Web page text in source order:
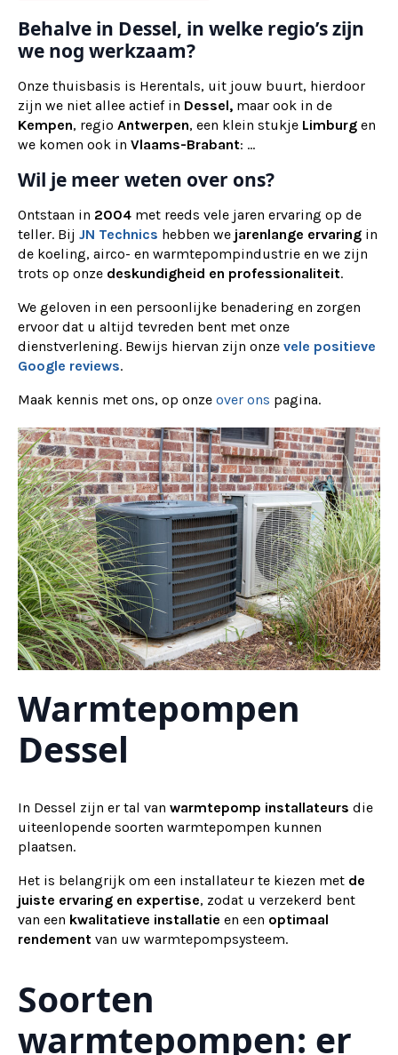
Behalve in Dessel, in welke regio’s zijn
we nog werkzaam?
Onze thuisbasis is Herentals, uit jouw buurt, hierdoor
zijn we niet allee actief in Dessel, maar ook in de
Kempen, regio Antwerpen, een klein stukje Limburg en
we komen ook in Vlaams-Brabant: ...
Wil je meer weten over ons?
Ontstaan in 2004 met reeds vele jaren ervaring op de
teller. Bij JN Technics hebben we jarenlange ervaring in
de koeling, airco- en warmtepompindustrie en we zijn
trots op onze deskundigheid en professionaliteit.
We geloven in een persoonlijke benadering en zorgen
ervoor dat u altijd tevreden bent met onze
dienstverlening. Bewijs hiervan zijn onze vele positieve
Google reviews.
Maak kennis met ons, op onze over ons pagina.
Warmtepompen
Dessel
In Dessel zijn er tal van warmtepomp installateurs die
uiteenlopende soorten warmtepompen kunnen
plaatsen.
Het is belangrijk om een installateur te kiezen met de
juiste ervaring en expertise, zodat u verzekerd bent
van een kwalitatieve installatie en een optimaal
rendement van uw warmtepompsysteem.
Soorten
warmtepompen: er